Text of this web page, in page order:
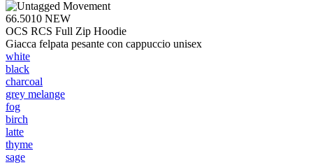
66.5010 NEW
OCS RCS Full Zip Hoodie
Giacca felpata pesante con cappuccio unisex
white
black
charcoal
grey melange
fog
birch
latte
thyme
sage